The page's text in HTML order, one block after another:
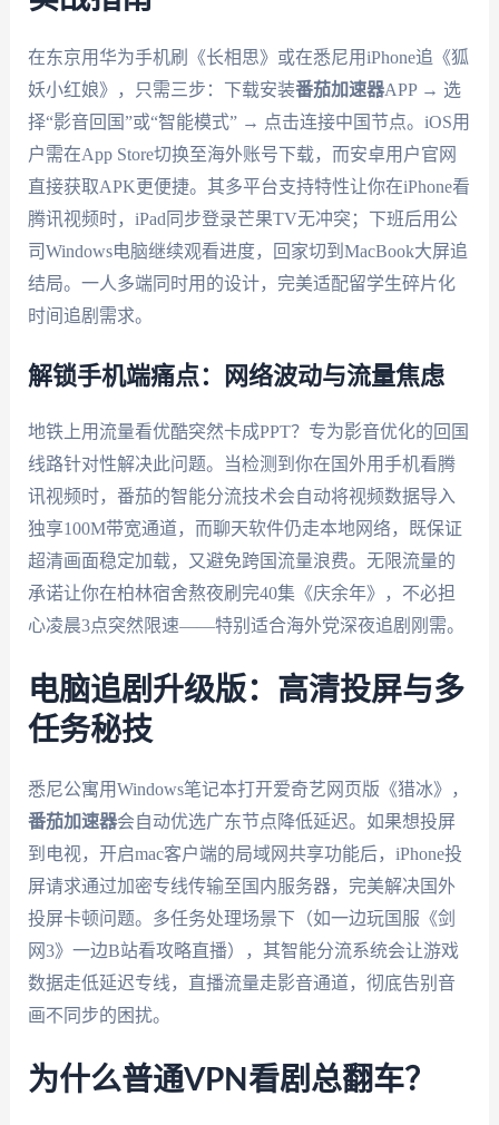
在东京用华为手机刷《长相思》或在悉尼用iPhone追《狐
妖小红娘》，只需三步：下载安装番茄加速器APP → 选
择“影音回国”或“智能模式” → 点击连接中国节点。iOS用
户需在App Store切换至海外账号下载，而安卓用户官网
直接获取APK更便捷。其多平台支持特性让你在iPhone看
腾讯视频时，iPad同步登录芒果TV无冲突；下班后用公
司Windows电脑继续观看进度，回家切到MacBook大屏追
结局。一人多端同时用的设计，完美适配留学生碎片化
时间追剧需求。
解锁手机端痛点：网络波动与流量焦虑
地铁上用流量看优酷突然卡成PPT？专为影音优化的回国
线路针对性解决此问题。当检测到你在国外用手机看腾
讯视频时，番茄的智能分流技术会自动将视频数据导入
独享100M带宽通道，而聊天软件仍走本地网络，既保证
超清画面稳定加载，又避免跨国流量浪费。无限流量的
承诺让你在柏林宿舍熬夜刷完40集《庆余年》，不必担
心凌晨3点突然限速——特别适合海外党深夜追剧刚需。
电脑追剧升级版：高清投屏与多
任务秘技
悉尼公寓用Windows笔记本打开爱奇艺网页版《猎冰》，
番茄加速器会自动优选广东节点降低延迟。如果想投屏
到电视，开启mac客户端的局域网共享功能后，iPhone投
屏请求通过加密专线传输至国内服务器，完美解决国外
投屏卡顿问题。多任务处理场景下（如一边玩国服《剑
网3》一边B站看攻略直播），其智能分流系统会让游戏
数据走低延迟专线，直播流量走影音通道，彻底告别音
画不同步的困扰。
为什么普通VPN看剧总翻车？